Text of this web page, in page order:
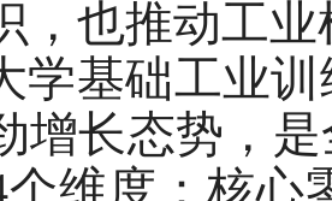
，也推动工业
学基础工业
增长态势，
维度：核心